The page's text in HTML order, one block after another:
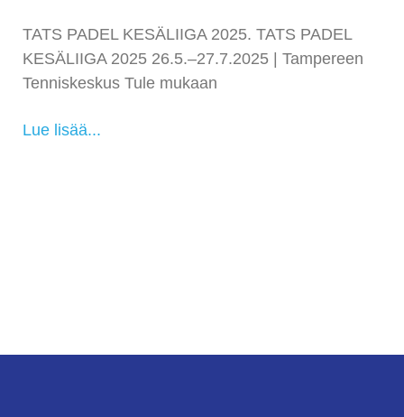
TATS PADEL KESÄLIIGA 2025. TATS PADEL
KESÄLIIGA 2025 26.5.–27.7.2025 | Tampereen
Tenniskeskus Tule mukaan
Lue lisää...